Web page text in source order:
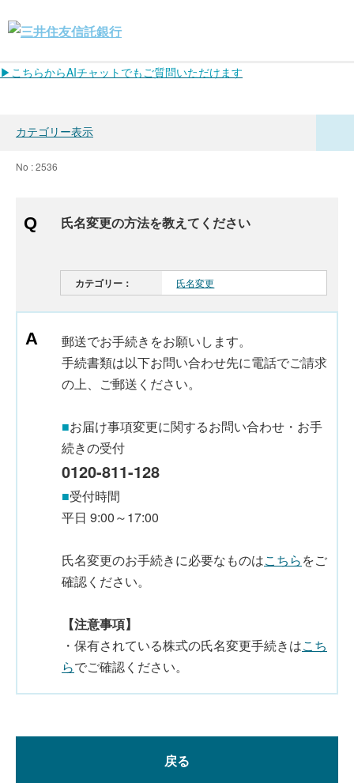
▶こちらからAIチャットでもご質問いただけます
カテゴリー表示
No : 2536
氏名変更の方法を教えてください
カテゴリー： 氏名変更
郵送でお手続きをお願いします。
手続書類は以下お問い合わせ先に電話でご請求
の上、ご郵送ください。
■お届け事項変更に関するお問い合わせ・お手
続きの受付
0120-811-128
■受付時間
平日 9:00～17:00
氏名変更のお手続きに必要なものはこちらをご
確認ください。
【注意事項】
・保有されている株式の氏名変更手続きはこち
らでご確認ください。
戻る